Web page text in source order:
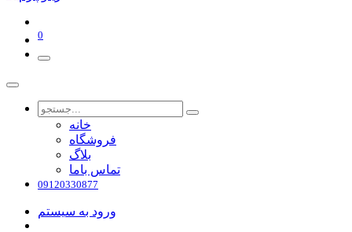
0
خانه
فروشگاه
بلاگ
تماس باما
09120330877
ورود به سیستم